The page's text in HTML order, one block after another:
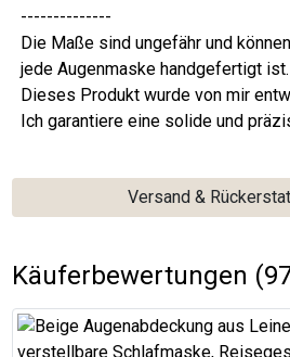
--------------
Die Maße sind ungefähr und
jede Augenmaske handgefertigt ist.
Dieses Produkt wurde von mir
Ich garantiere eine solide und
Versand &
Käuferbewertungen